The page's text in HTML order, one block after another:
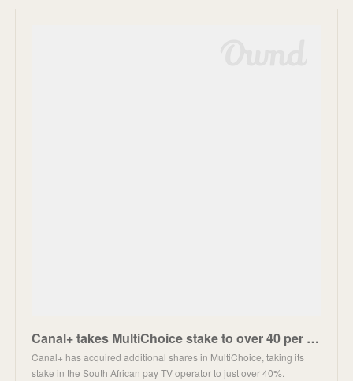
Canal+ takes MultiChoice stake to over 40 per cent
Canal+ has acquired additional shares in MultiChoice, taking its
stake in the South African pay TV operator to just over 40%.